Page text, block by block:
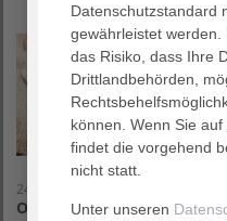
24. September 2026
Oktoberfest
Datenschutzstandard
gewährleistet
das Risiko, dass Ihre
Drittlandbehörden,
können. Wenn Sie auf
findet die vorgehend
nicht statt.
Unter unseren